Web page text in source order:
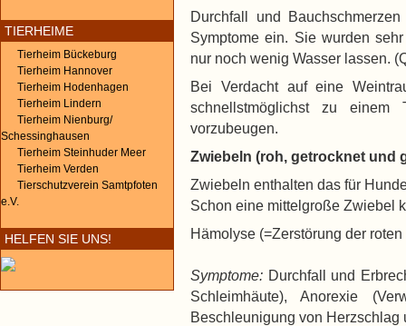
Durchfall und
Symptome ein. Sie wurden
nur noch wenig Wasser lassen.
Bei Verdacht auf eine
schnellstmöglichst zu einem
vorzubeugen.
Zwiebeln (roh, getrocknet und
Zwiebeln enthalten das für
Schon eine mittelgroße Zwiebel
Hämolyse (=Zerstörung der
Symptome: Durchfall und
Schleimhäute), Anorexie
Beschleunigung von Herzschlag
TIERHEIME
Tierheim Bückeburg
Tierheim Hannover
Tierheim Hodenhagen
Tierheim Lindern
Tierheim Nienburg/
Schessinghausen
Tierheim Steinhuder Meer
Tierheim Verden
Tierschutzverein Samtpfoten
e.V.
HELFEN SIE UNS!